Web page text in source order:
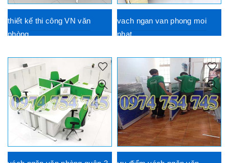
thiết kế thi công VN văn
phòng
vach ngan van phong moi
nhat